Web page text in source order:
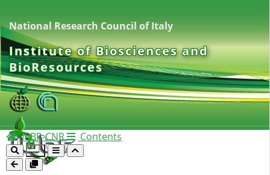
National Research Council of Italy
Institute of Biosciences and
BioResources
IBBR-CNR Contents